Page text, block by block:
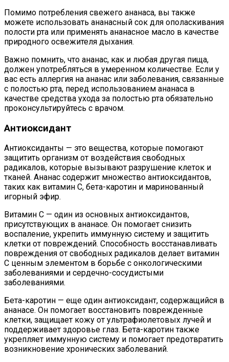
Помимо потребления свежего ананаса, вы также
можете использовать ананасный сок для ополаскивания
полости рта или применять ананасное масло в качестве
природного освежителя дыхания.
Важно помнить, что ананас, как и любая другая пища,
должен употребляться в умеренном количестве. Если у
вас есть аллергия на ананас или заболевания, связанные
с полостью рта, перед использованием ананаса в
качестве средства ухода за полостью рта обязательно
проконсультируйтесь с врачом.
Антиоксидант
Антиоксиданты — это вещества, которые помогают
защитить организм от воздействия свободных
радикалов, которые вызывают разрушение клеток и
тканей. Ананас содержит множество антиоксидантов,
таких как витамин С, бета-каротин и маринованный
игорный эфир.
Витамин С — один из основных антиоксидантов,
присутствующих в ананасе. Он помогает снизить
воспаление, укрепить иммунную систему и защитить
клетки от повреждений. Способность восстанавливать
повреждения от свободных радикалов делает витамин
С ценным элементом в борьбе с онкологическими
заболеваниями и сердечно-сосудистыми
заболеваниями.
Бета-каротин — еще один антиоксидант, содержащийся в
ананасе. Он помогает восстановить поврежденные
клетки, защищает кожу от ультрафиолетовых лучей и
поддерживает здоровье глаз. Бета-каротин также
укрепляет иммунную систему и помогает предотвратить
возникновение хронических заболеваний.